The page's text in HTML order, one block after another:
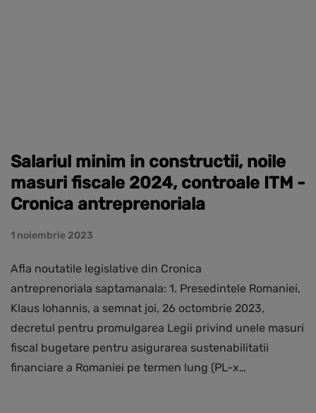
Salariul minim in constructii, noile
masuri fiscale 2024, controale ITM -
Cronica antreprenoriala
1 noiembrie 2023
Afla noutatile legislative din Cronica
antreprenoriala saptamanala: 1. Presedintele Romaniei,
Klaus Iohannis, a semnat joi, 26 octombrie 2023,
decretul pentru promulgarea Legii privind unele masuri
fiscal bugetare pentru asigurarea sustenabilitatii
financiare a Romaniei pe termen lung (PL-x…